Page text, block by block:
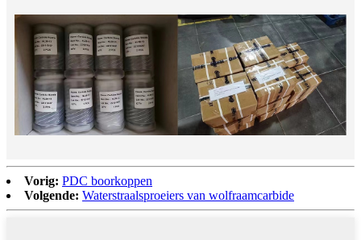
Vorig: PDC boorkoppen
Volgende: Waterstraalsproeiers van wolfraamcarbide